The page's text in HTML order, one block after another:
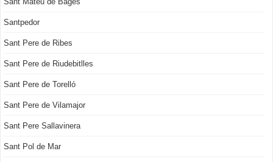
Santpedor
Sant Pere de Ribes
Sant Pere de Riudebitlles
Sant Pere de Torelló
Sant Pere de Vilamajor
Sant Pere Sallavinera
Sant Pol de Mar